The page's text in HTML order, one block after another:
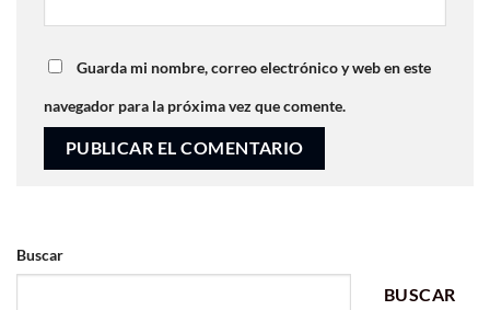
Guarda mi nombre, correo electrónico y web en este
navegador para la próxima vez que comente.
Buscar
BUSCAR